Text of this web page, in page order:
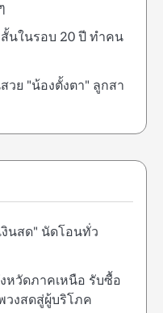
นในรอบ 20 ปี ทำคน
วย "น้องตั้งตา" ลูกสา
งินสด" นัดโอนทั่ว
หวัดภาคเหนือ รับซื้อ
วงสดสู่ผู้บริโภค